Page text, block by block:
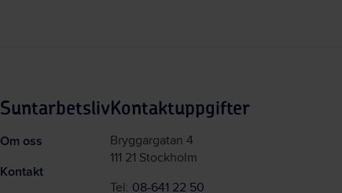
Suntarbetsliv
Om oss
Kontakt
Kontaktuppgifter
Bryggargatan 4
111 21 Stockholm
Tel: 08-641 22 50